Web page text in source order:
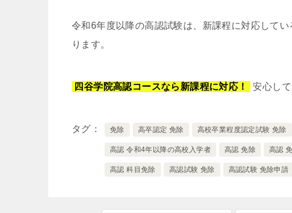
令和6年度以降の高認試験は、新課程に対応して
ります。
四谷学院高認コースなら新課程に対応！ 安心して
タグ 免除 高卒認定 免除 高校卒業程度認定試験 免除
高認 令和4年以降の高校入学者 高認 免除 高認
高認 科目免除 高認試験 免除 高認試験 免除申請